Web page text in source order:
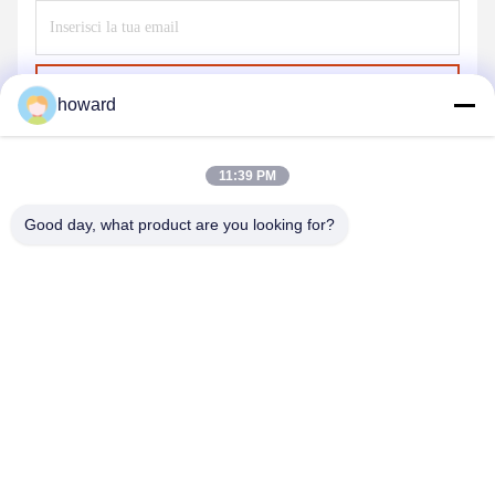
howard
11:39 PM
Good day, what product are you looking for?